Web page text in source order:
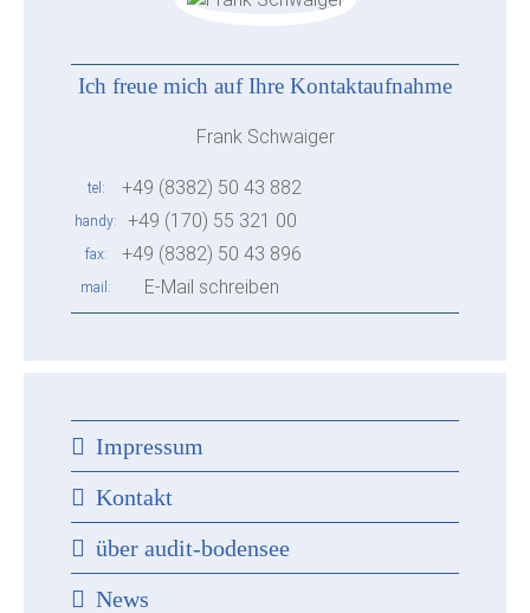
Ich freue mich auf Ihre Kontaktaufnahme
Frank Schwaiger
tel +49 (8382) 50 43 882
handy +49 (170) 55 321 00
fax +49 (8382) 50 43 896
mail E-Mail schreiben
Impressum
Kontakt
über audit-bodensee
News